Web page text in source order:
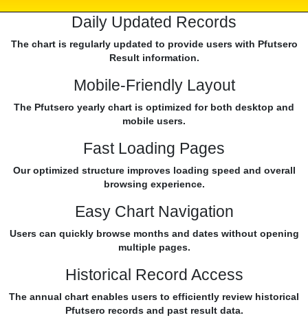
Daily Updated Records
The chart is regularly updated to provide users with Pfutsero
Result information.
Mobile-Friendly Layout
The Pfutsero yearly chart is optimized for both desktop and
mobile users.
Fast Loading Pages
Our optimized structure improves loading speed and overall
browsing experience.
Easy Chart Navigation
Users can quickly browse months and dates without opening
multiple pages.
Historical Record Access
The annual chart enables users to efficiently review historical
Pfutsero records and past result data.